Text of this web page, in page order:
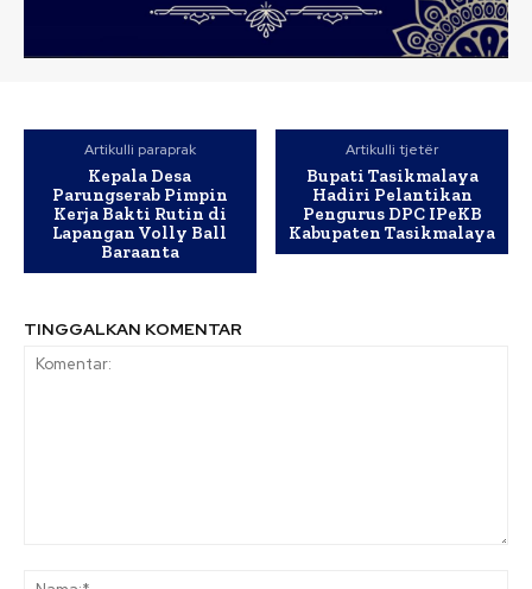
Artikulli paraprak
Kepala Desa
Parungserab Pimpin
Kerja Bakti Rutin di
Lapangan Volly Ball
Baraanta
Artikulli tjetër
Bupati Tasikmalaya
Hadiri Pelantikan
Pengurus DPC IPeKB
Kabupaten Tasikmalaya
TINGGALKAN KOMENTAR